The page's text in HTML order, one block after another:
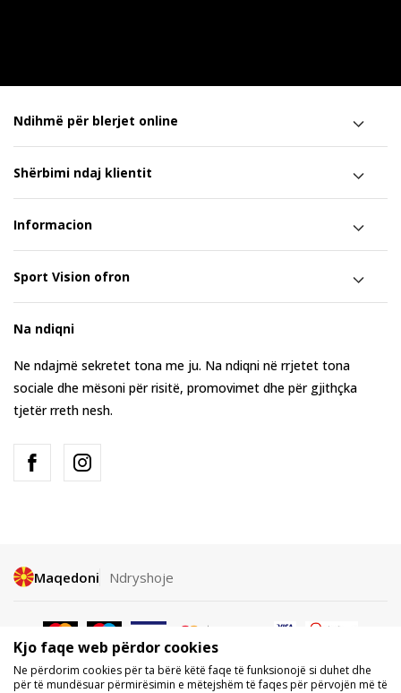
Ndihmë për blerjet online
Shërbimi ndaj klientit
Informacion
Sport Vision ofron
Na ndiqni
Ne ndajmë sekretet tona me ju. Na ndiqni në rrjetet tona
sociale dhe mësoni për risitë, promovimet dhe për gjithçka
tjetër rreth nesh.
Maqedoni Ndryshoje
Kjo faqe web përdor cookies
Ne përdorim cookies për ta bërë këtë faqe të funksionojë si duhet dhe
për të mundësuar përmirësimin e mëtejshëm të faqes për përvojën më të